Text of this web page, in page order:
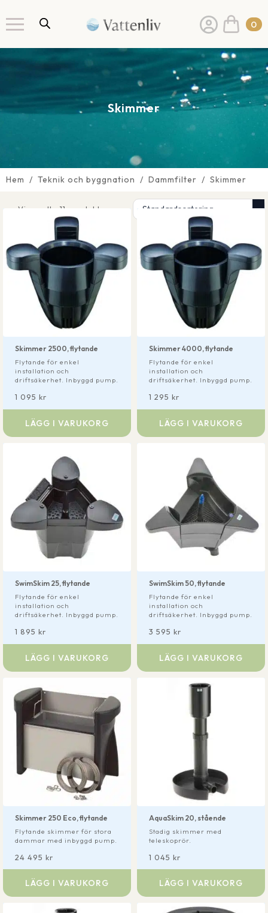
0
Skimmer
Hem Teknik och byggnation Dammfilter Skimmer
Visar alla 11 produkter
Skimmer 2500, flytande
1 095 kr
Flytande för enkel
installation och
driftsäkerhet. Inbyggd pump.
LÄGG I VARUKORG
Skimmer 4000, flytande
1 295 kr
Flytande för enkel
installation och
driftsäkerhet. Inbyggd pump.
LÄGG I VARUKORG
SwimSkim 25, flytande
1 895 kr
Flytande för enkel
installation och
driftsäkerhet. Inbyggd pump.
LÄGG I VARUKORG
SwimSkim 50, flytande
3 595 kr
Flytande för enkel
installation och
driftsäkerhet. Inbyggd pump.
LÄGG I VARUKORG
Skimmer 250 Eco, flytande
24 495 kr
Flytande skimmer för stora
dammar med inbyggd pump.
LÄGG I VARUKORG
AquaSkim 20, stående
1 045 kr
Stadig skimmer med
teleskoprör.
LÄGG I VARUKORG